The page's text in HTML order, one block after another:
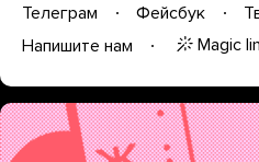
Телеграм Фейсбук
Напишите нам
Magic